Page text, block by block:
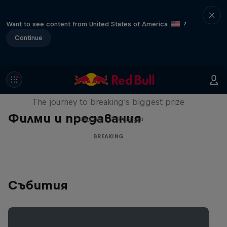
Want to see content from United States of America
?
Continue
Филми и предавания
Route to Red Bull BC One
The journey to breaking's biggest prize
2 сезони · 12 епизоди
BREAKING
Събития